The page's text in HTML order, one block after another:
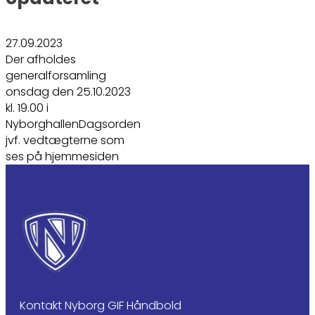
27.09.2023
Der afholdes
generalforsamling
onsdag den 25.10.2023
kl. 19.00 i
NyborghallenDagsorden
jvf. vedtægterne som
ses på hjemmesiden
Kontakt Nyborg GIF Håndbold